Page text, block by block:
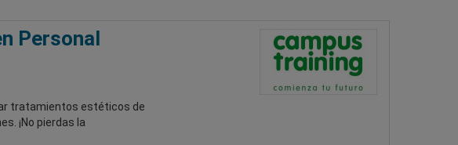
Personal
tratamientos estéticos de
¡No pierdas la